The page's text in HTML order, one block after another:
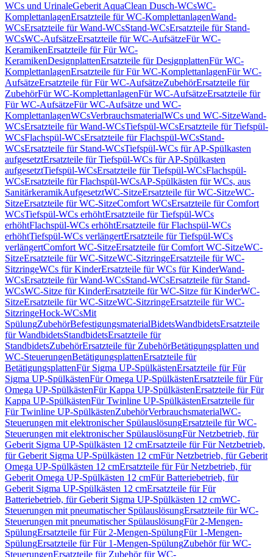
WCs und UrinaleGeberit AquaClean Dusch-WCsWC-
KomplettanlagenErsatzteile für WC-KomplettanlagenWand-
WCsErsatzteile für Wand-WCsStand-WCsErsatzteile für Stand-
WCsWC-AufsätzeErsatzteile für WC-AufsätzeFür WC-
KeramikenErsatzteile für Für WC-
KeramikenDesignplattenErsatzteile für DesignplattenFür WC-
KomplettanlagenErsatzteile für Für WC-KomplettanlagenFür WC-
AufsätzeErsatzteile für Für WC-AufsätzeZubehörErsatzteile für
ZubehörFür WC-KomplettanlagenFür WC-AufsätzeErsatzteile für
Für WC-AufsätzeFür WC-Aufsätze und WC-
KomplettanlagenWCsVerbrauchsmaterialWCs und WC-SitzeWand-
WCsErsatzteile für Wand-WCsTiefspül-WCsErsatzteile für Tiefspül-
WCsFlachspül-WCsErsatzteile für Flachspül-WCsStand-
WCsErsatzteile für Stand-WCsTiefspül-WCs für AP-Spülkasten
aufgesetztErsatzteile für Tiefspül-WCs für AP-Spülkasten
aufgesetztTiefspül-WCsErsatzteile für Tiefspül-WCsFlachspül-
WCsErsatzteile für Flachspül-WCsAP-Spülkästen für WCs, aus
SanitärkeramikAufgesetztWC-SitzeErsatzteile für WC-SitzeWC-
SitzeErsatzteile für WC-SitzeComfort WCsErsatzteile für Comfort
WCsTiefspül-WCs erhöhtErsatzteile für Tiefspül-WCs
erhöhtFlachspül-WCs erhöhtErsatzteile für Flachspül-WCs
erhöhtTiefspül-WCs verlängertErsatzteile für Tiefspül-WCs
verlängertComfort WC-SitzeErsatzteile für Comfort WC-SitzeWC-
SitzeErsatzteile für WC-SitzeWC-SitzringeErsatzteile für WC-
SitzringeWCs für KinderErsatzteile für WCs für KinderWand-
WCsErsatzteile für Wand-WCsStand-WCsErsatzteile für Stand-
WCsWC-Sitze für KinderErsatzteile für WC-Sitze für KinderWC-
SitzeErsatzteile für WC-SitzeWC-SitzringeErsatzteile für WC-
SitzringeHock-WCsMit
SpülungZubehörBefestigungsmaterialBidetsWandbidetsErsatzteile
für WandbidetsStandbidetsErsatzteile für
StandbidetsZubehörErsatzteile für ZubehörBetätigungsplatten und
WC-SteuerungenBetätigungsplattenErsatzteile für
BetätigungsplattenFür Sigma UP-SpülkästenErsatzteile für Für
Sigma UP-SpülkästenFür Omega UP-SpülkästenErsatzteile für Für
Omega UP-SpülkästenFür Kappa UP-SpülkästenErsatzteile für Für
Kappa UP-SpülkästenFür Twinline UP-SpülkästenErsatzteile für
Für Twinline UP-SpülkästenZubehörVerbrauchsmaterialWC-
Steuerungen mit elektronischer SpülauslösungErsatzteile für WC-
Steuerungen mit elektronischer SpülauslösungFür Netzbetrieb, für
Geberit Sigma UP-Spülkästen 12 cmErsatzteile für Für Netzbetrieb,
für Geberit Sigma UP-Spülkästen 12 cmFür Netzbetrieb, für Geberit
Omega UP-Spülkästen 12 cmErsatzteile für Für Netzbetrieb, für
Geberit Omega UP-Spülkästen 12 cmFür Batteriebetrieb, für
Geberit Sigma UP-Spülkästen 12 cmErsatzteile für Für
Batteriebetrieb, für Geberit Sigma UP-Spülkästen 12 cmWC-
Steuerungen mit pneumatischer SpülauslösungErsatzteile für WC-
Steuerungen mit pneumatischer SpülauslösungFür 2-Mengen-
SpülungErsatzteile für Für 2-Mengen-SpülungFür 1-Mengen-
SpülungErsatzteile für Für 1-Mengen-SpülungZubehör für WC-
SteuerungenErsatzteile für Zubehör für WC-